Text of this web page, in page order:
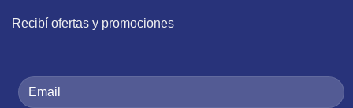
Recibí ofertas y promociones